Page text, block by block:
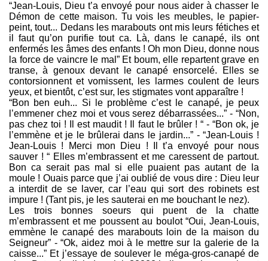
“Jean-Louis, Dieu t’a envoyé pour nous aider à chasser le
Démon de cette maison. Tu vois les meubles, le papier-
peint, tout... Dedans les marabouts ont mis leurs fétiches et
il faut qu’on purifie tout ca. Là, dans le canapé, ils ont
enfermés les âmes des enfants ! Oh mon Dieu, donne nous
la force de vaincre le mal” Et boum, elle repartent grave en
transe, à genoux devant le canapé ensorcelé. Elles se
contorsionnent et vomissent, les larmes coulent de leurs
yeux, et bientôt, c’est sur, les stigmates vont apparaître !
“Bon ben euh... Si le problème c’est le canapé, je peux
l’emmener chez moi et vous serez débarrassées...” - “Non,
pas chez toi ! Il est maudit ! Il faut le brûler ! “ - “Bon ok, je
l’emmène et je le brûlerai dans le jardin...” - “Jean-Louis !
Jean-Louis ! Merci mon Dieu ! Il t’a envoyé pour nous
sauver ! “ Elles m’embrassent et me caressent de partout.
Bon ca serait pas mal si elle puaient pas autant de la
moule ! Ouais parce que j’ai oublié de vous dire : Dieu leur
a interdit de se laver, car l’eau qui sort des robinets est
impure ! (Tant pis, je les sauterai en me bouchant le nez).
Les trois bonnes soeurs qui puent de la chatte
m’embrassent et me poussent au boulot “Oui, Jean-Louis,
emmène le canapé des marabouts loin de la maison du
Seigneur” - “Ok, aidez moi à le mettre sur la galerie de la
caisse...” Et j’essaye de soulever le méga-gros-canapé de